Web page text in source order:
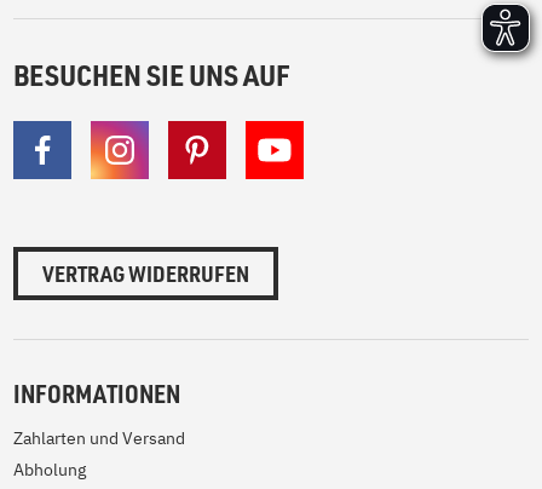
BESUCHEN SIE UNS AUF
VERTRAG WIDERRUFEN
INFORMATIONEN
Zahlarten und Versand
Abholung